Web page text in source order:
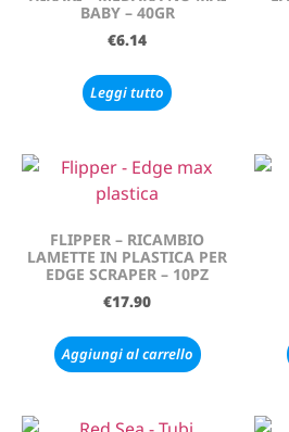
BABY – 40GR
€6.14
Leggi tutto
FLIPPER – RICAMBIO
LAMETTE IN PLASTICA PER
EDGE SCRAPER – 10PZ
€17.90
Aggiungi al carrello